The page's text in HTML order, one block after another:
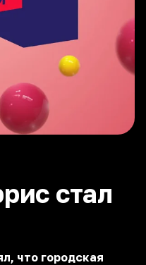
стал
что городская